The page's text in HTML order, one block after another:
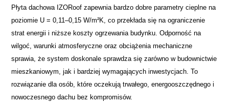
Płyta dachowa IZORoof zapewnia bardzo dobre parametry cieplne na
poziomie U = 0,11–0,15 W/m²K, co przekłada się na ograniczenie
strat energii i niższe koszty ogrzewania budynku. Odporność na
wilgoć, warunki atmosferyczne oraz obciążenia mechaniczne
sprawia, że system doskonale sprawdza się zarówno w budownictwie
mieszkaniowym, jak i bardziej wymagających inwestycjach. To
rozwiązanie dla osób, które oczekują trwałego, energooszczędnego i
nowoczesnego dachu bez kompromisów.